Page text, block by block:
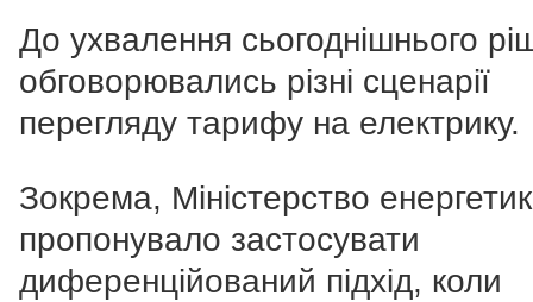
До ухвалення сьогоднішнього
обговорювались різні сценарії
перегляду тарифу на електрику.
Зокрема, Міністерство
пропонувало застосувати
диференційований підхід, коли